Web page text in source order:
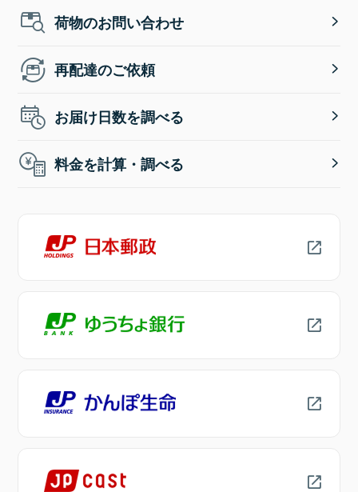
荷物のお問い合わせ
再配達のご依頼
お届け日数を調べる
料金を計算・調べる